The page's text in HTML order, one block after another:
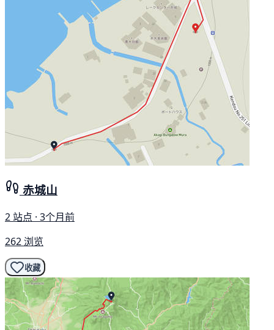
赤城山
2 站点 · 3个月前
262 浏览
收藏